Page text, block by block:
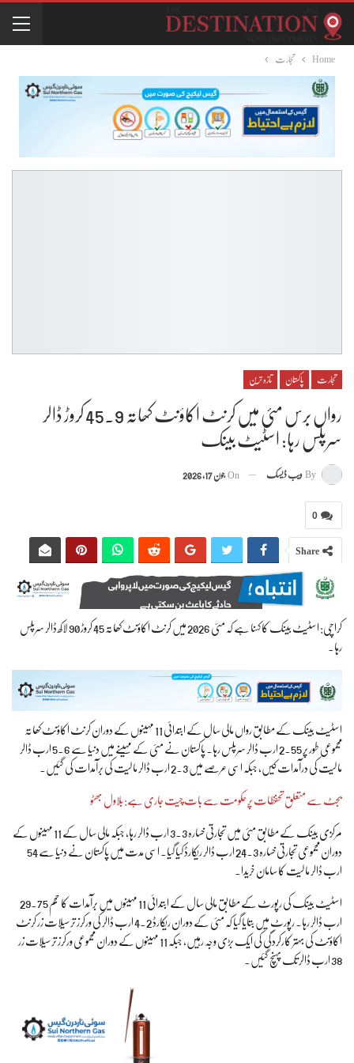
Home تجارت
تجارت پاکستان تازہ ترین
رواں برس مئی میں کرنٹ اکاؤنٹ کھاتہ 45.9 کروڑ ڈالر
سرپلس رہا: اسٹیٹ بینک
By ویب ڈیسک On جون 17, 2026
0
Share
کراچی: اسٹیٹ بینک کا کہنا ہے کہ مئی 2026 میں کرنٹ اکاؤنٹ کھاتہ 45 کروڑ 90 لاکھ ڈالر سرپلس
رہا۔
اسٹیٹ بینک کے مطابق رواں مالی سال کے ابتدائی 11 مہینوں کے دوران کرنٹ اکاؤنٹ کھاتہ
مجموعی طور پر 2.55 ارب ڈالر سرپلس رہا۔ پاکستان نے مئی کے مہینے میں دنیا سے 5.6 ارب ڈالر
مالیت کی درآمدات کیں، جبکہ اسی عرصے میں 2.3 ارب ڈالر مالیت کی برآمدات کی گئیں۔
بجٹ سے متعلق تحفظات پر حکومت سے بات چیت جاری ہے: بلاول بھٹو
مرکزی بینک کے مطابق مئی میں تجارتی خسارہ 3.3 ارب ڈالر رہا، جبکہ مالی سال کے 11 مہینوں کے
دوران مجموعی تجارتی خسارہ 24.3 ارب ڈالر ریکارڈ کیا گیا۔ اسی مدت میں پاکستان نے دنیا سے 54
ارب ڈالر مالیت کا سامان خریدا۔
اسٹیٹ بینک کی رپورٹ کے مطابق مالی سال کے ابتدائی 11 مہینوں میں برآمدات کا حجم 29.75
ارب ڈالر رہا۔ رپورٹ میں بتایا گیا کہ مئی کے دوران ریکارڈ 4.2 ارب ڈالر کی ورکرز ترسیلات زر کرنٹ
اکاؤنٹ کی بہتر کارکردگی کی ایک بڑی وجہ رہیں، جبکہ 11 مہینوں کے دوران مجموعی ورکرز ترسیلات زر
38 ارب ڈالر تک پہنچ گئیں۔